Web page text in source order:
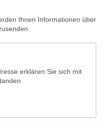
Ihnen Informationen über
erklären Sie sich mit